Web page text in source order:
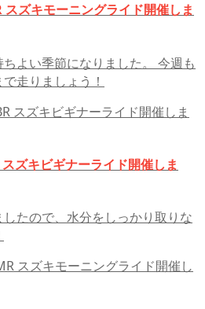
ズキモーニングライド開催しま
よい季節になりました。 今週も
走りましょう！
ズキビギナーライド開催しま
たので、水分をしっかり取りな